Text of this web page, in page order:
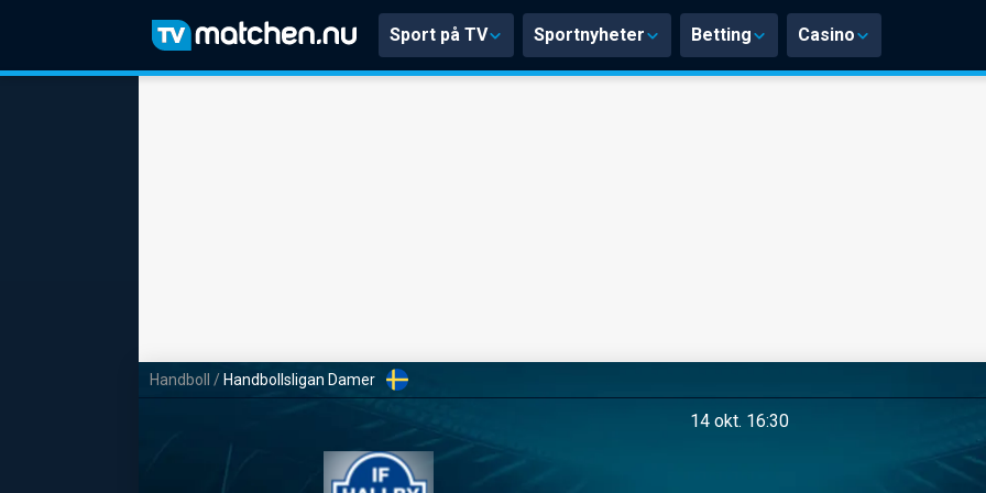
Sport på TV Sportnyheter Betting Casino
Handboll / Handbollsligan Damer
14 okt. 16:30